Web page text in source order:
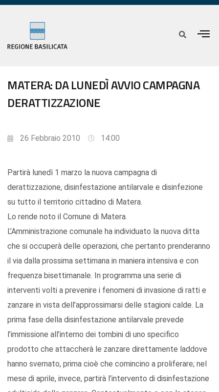
MATERA: DA LUNEDÌ AVVIO CAMPAGNA
DERATTIZZAZIONE
26 Febbraio 2010 14:00
Partirà lunedì 1 marzo la nuova campagna di
derattizzazione, disinfestazione antilarvale e disinfezione
su tutto il territorio cittadino di Matera.
Lo rende noto il Comune di Matera.
L’Amministrazione comunale ha individuato la nuova ditta
che si occuperà delle operazioni, che pertanto prenderanno
il via dalla prossima settimana in maniera intensiva e con
frequenza bisettimanale. In programma una serie di
interventi volti a prevenire i fenomeni di invasione di ratti e
zanzare in vista dell’approssimarsi delle stagioni calde. La
prima fase della disinfestazione antilarvale prevede
l’immissione all’interno dei tombini di uno specifico
prodotto che attaccherà le zanzare direttamente laddove
hanno svernato, prima cioè che comincino a proliferare; nel
mese di aprile, invece, partirà l’intervento di disinfestazione